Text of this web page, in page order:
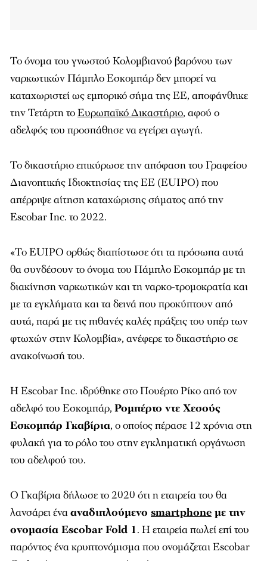
Το όνομα του γνωστού Κολομβιανού βαρόνου των
ναρκωτικών Πάμπλο Εσκομπάρ δεν μπορεί να
καταχωριστεί ως εμπορικό σήμα της ΕΕ, αποφάνθηκε
την Τετάρτη τοΕυρωπαϊκό Δικαστήριο, αφού ο
αδελφός του προσπάθησε να εγείρει αγωγή.
Το δικαστήριο επικύρωσε την απόφαση του Γραφείου
Διανοητικής Ιδιοκτησίας της ΕΕ (EUIPO) που
απέρριψε αίτηση καταχώρισης σήματος από την
Escobar Inc. το 2022.
«Το EUIPO ορθώς διαπίστωσε ότι τα πρόσωπα αυτά
θα συνδέσουν το όνομα του Πάμπλο Εσκομπάρ με τη
διακίνηση ναρκωτικών και τη ναρκο-τρομοκρατία και
με τα εγκλήματα και τα δεινά που προκύπτουν από
αυτά, παρά με τις πιθανές καλές πράξεις του υπέρ των
φτωχών στην Κολομβία», ανέφερε το δικαστήριο σε
ανακοίνωσή του.
Η Escobar Inc. ιδρύθηκε στο Πουέρτο Ρίκο από τον
αδελφό του Εσκομπάρ, Ρομπέρτο ντε Χεσούς
Εσκομπάρ Γκαβίρια, ο οποίος πέρασε 12 χρόνια στη
φυλακή για το ρόλο του στην εγκληματική οργάνωση
του αδελφού του.
Ο Γκαβίρια δήλωσε το 2020 ότι η εταιρεία του θα
λανσάρει ένααναδιπλούμενο smartphone με την
ονομασία Escobar Fold 1. Η εταιρεία πωλεί επί του
παρόντος ένα κρυπτονόμισμα που ονομάζεται Escobar